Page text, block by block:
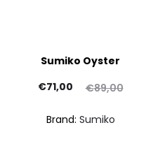
Sumiko Oyster
€89,00
Il
€71,00
Brand: Sumiko